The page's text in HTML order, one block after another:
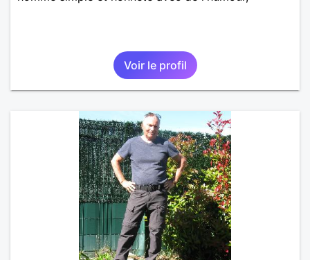
Voir le profil